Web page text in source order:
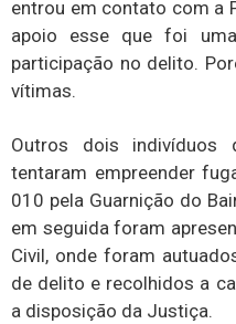
entrou em contato com a
apoio esse que foi
participação no delito.
vítimas.
Outros dois indivíduos
tentaram empreender
010 pela Guarnição do
em seguida foram
Civil, onde foram
de delito e recolhidos a
a disposição da Justiça.